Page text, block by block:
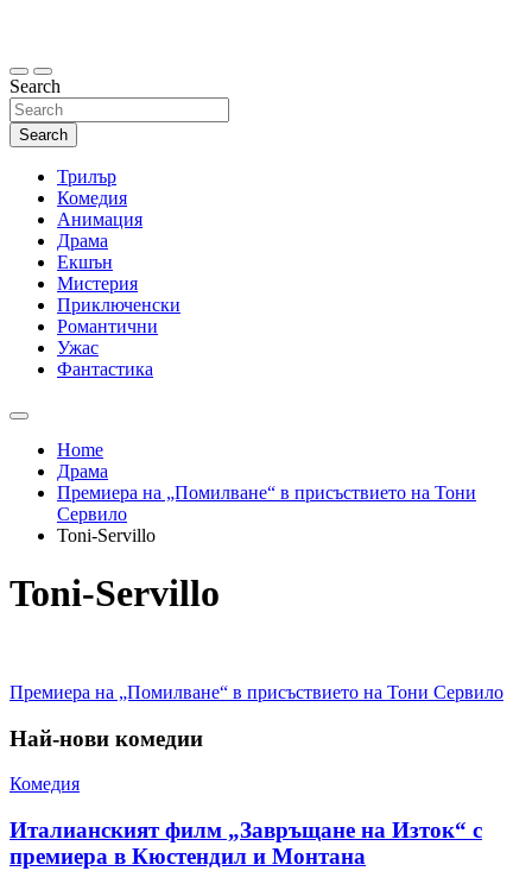
Search
Search
Трилър
Комедия
Анимация
Драма
Екшън
Мистерия
Приключенски
Романтични
Ужас
Фантастика
Home
Драма
Премиера на „Помилване“ в присъствието на Тони
Сервило
Toni-Servillo
Toni-Servillo
Навигация
Премиера на „Помилване“ в присъствието на Тони Сервило
Най-нови комедии
Комедия
Италианският филм „Завръщане на Изток“ с
премиера в Кюстендил и Монтана